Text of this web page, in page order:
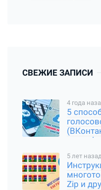
СВЕЖИЕ ЗАПИСИ
4 года
5
смартфон
5 лет назад
Zip и